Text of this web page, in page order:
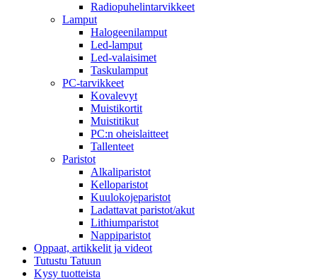
Radiopuhelintarvikkeet
Lamput
Halogeenilamput
Led-lamput
Led-valaisimet
Taskulamput
PC-tarvikkeet
Kovalevyt
Muistikortit
Muistitikut
PC:n oheislaitteet
Tallenteet
Paristot
Alkaliparistot
Kelloparistot
Kuulokojeparistot
Ladattavat paristot/akut
Lithiumparistot
Nappiparistot
Oppaat, artikkelit ja videot
Tutustu Tatuun
Kysy tuotteista